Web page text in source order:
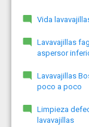
Vida
Lavavajillas
aspersor
Lavavajillas
poco a poco
Limpieza
lavavajillas